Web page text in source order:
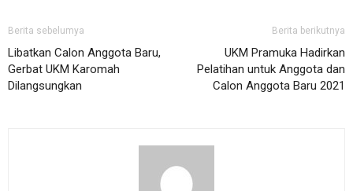
Berita sebelumya
Libatkan Calon Anggota Baru,
Gerbat UKM Karomah
Dilangsungkan
Berita berikutnya
UKM Pramuka Hadirkan
Pelatihan untuk Anggota dan
Calon Anggota Baru 2021